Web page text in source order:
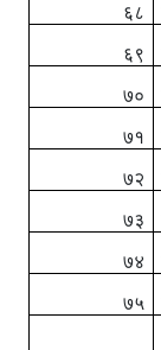
६८
६९
७०
७१
७२
७३
७४
७५